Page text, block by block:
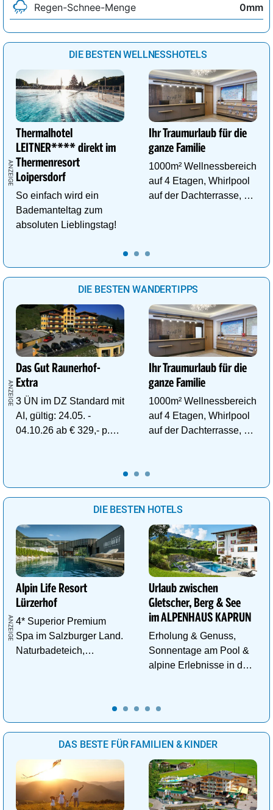
Regen-Schnee-Menge
0mm
DIE BESTEN WELLNESSHOTELS
Thermalhotel
LEITNER**** direkt im
Thermenresort
Loipersdorf
So einfach wird ein
Bademanteltag zum
absoluten Lieblingstag!
Ihr Traumurlaub für die
ganze Familie
1000m² Wellnessbereich
auf 4 Etagen, Whirlpool
auf der Dachterrasse, 4
DIE BESTEN WANDERTIPPS
Das Gut Raunerhof-
Extra
3 ÜN im DZ Standard mit
AI, gültig: 24.05. -
04.10.26 ab € 329,- p.P.
Ihr Traumurlaub für die
ganze Familie
1000m² Wellnessbereich
auf 4 Etagen, Whirlpool
auf der Dachterrasse, 4
DIE BESTEN HOTELS
Alpin Life Resort
Lürzerhof
4* Superior Premium
Spa im Salzburger Land.
Naturbadeteich,
Urlaub zwischen
Gletscher, Berg & See
im ALPENHAUS KAPRUN
Erholung & Genuss,
Sonnentage am Pool &
alpine Erlebnisse in den
DAS BESTE FÜR FAMILIEN & KINDER